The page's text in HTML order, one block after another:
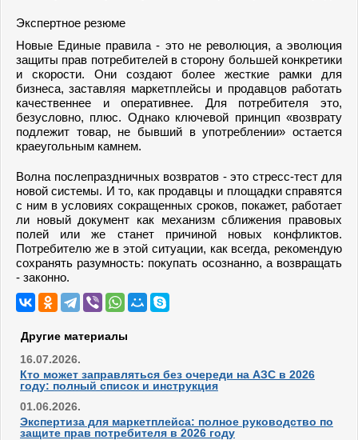
Экспертное резюме
Новые Единые правила - это не революция, а эволюция
защиты прав потребителей в сторону большей конкретики
и скорости. Они создают более жесткие рамки для
бизнеса, заставляя маркетплейсы и продавцов работать
качественнее и оперативнее. Для потребителя это,
безусловно, плюс. Однако ключевой принцип «возврату
подлежит товар, не бывший в употреблении» остается
краеугольным камнем.
Волна послепраздничных возвратов - это стресс-тест для
новой системы. И то, как продавцы и площадки справятся
с ним в условиях сокращенных сроков, покажет, работает
ли новый документ как механизм сближения правовых
полей или же станет причиной новых конфликтов.
Потребителю же в этой ситуации, как всегда, рекомендую
сохранять разумность: покупать осознанно, а возвращать
- законно.
Другие материалы
16.07.2026.
Кто может заправляться без очереди на АЗС в 2026
году: полный список и инструкция
01.06.2026.
Экспертиза для маркетплейса: полное руководство по
защите прав потребителя в 2026 году